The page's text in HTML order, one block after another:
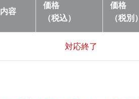
内容
価格
（税込）
価格
（税別）
対応終了